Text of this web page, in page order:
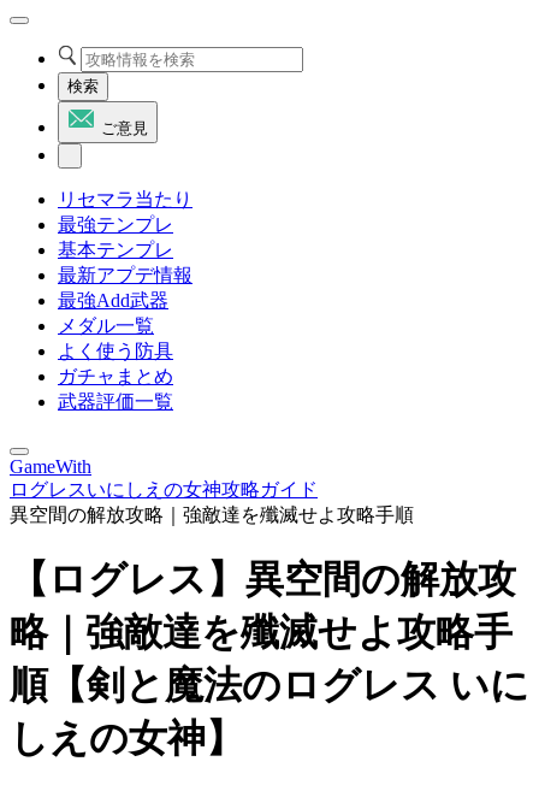
検索
ご意見
リセマラ当たり
最強テンプレ
基本テンプレ
最新アプデ情報
最強Add武器
メダル一覧
よく使う防具
ガチャまとめ
武器評価一覧
GameWith
ログレスいにしえの女神攻略ガイド
異空間の解放攻略｜強敵達を殲滅せよ攻略手順
【ログレス】異空間の解放攻
略｜強敵達を殲滅せよ攻略手
順【剣と魔法のログレス いに
しえの女神】